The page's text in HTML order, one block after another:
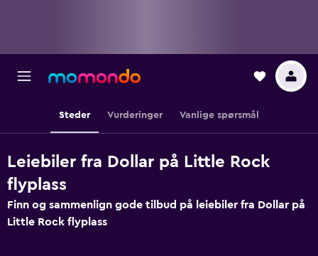
Steder Vurderinger Vanlige spørsmål
Leiebiler fra Dollar på Little Rock
flyplass
Finn og sammenlign gode tilbud på leiebiler fra Dollar på
Little Rock flyplass